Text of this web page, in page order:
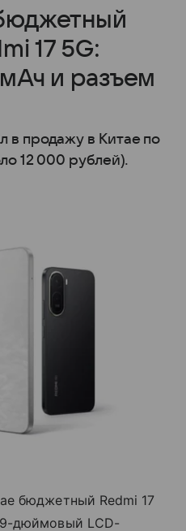
17 5G:
и разъем
в продажу в Китае по
12 000 рублей).
бюджетный Redmi 17
дюймовый LCD-